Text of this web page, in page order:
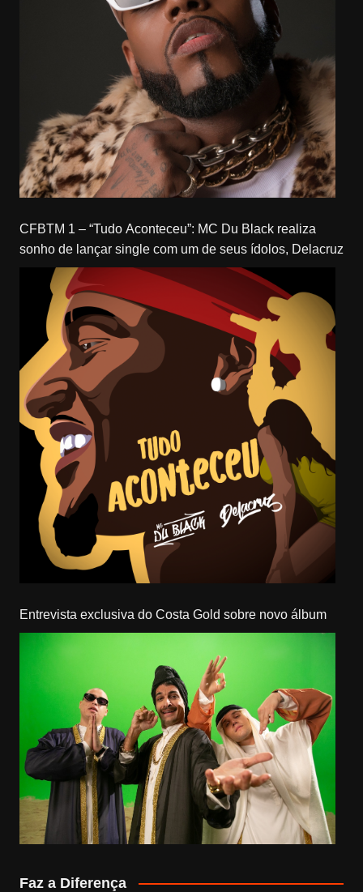
CFBTM 1 – “Tudo Aconteceu”: MC Du Black realiza
sonho de lançar single com um de seus ídolos, Delacruz
Entrevista exclusiva do Costa Gold sobre novo álbum
Faz a Diferença